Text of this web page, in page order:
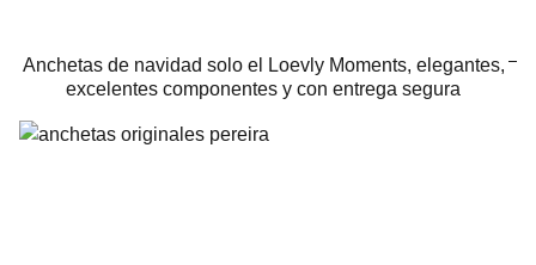
Anchetas de navidad solo el Loevly Moments, elegantes,
excelentes componentes y con entrega segura